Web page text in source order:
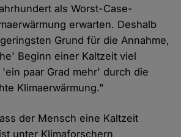
als Worst-Case-
erwarten. Deshalb
Grund für die Annahme,
Beginn einer Kaltzeit viel
paar Grad mehr' durch die
Klimaerwärmung."
der Mensch eine Kaltzeit
unter Klimaforschern